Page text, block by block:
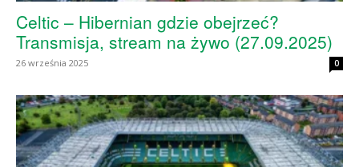
Celtic – Hibernian gdzie obejrzeć?
Transmisja, stream na żywo (27.09.2025)
26 września 2025 0